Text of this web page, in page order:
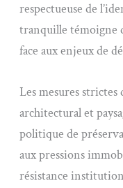
respectueuse de
tranquille témoigne
face aux enjeux de
Les mesures
architectural et
politique de
aux pressions
résistance